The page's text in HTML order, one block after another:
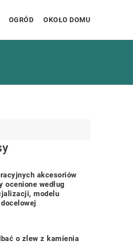
OGRÓD OKOŁO DOMU
akcesoriów
według
modelu
o zlew z kamienia